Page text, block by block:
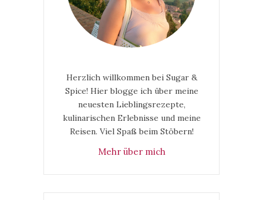
Herzlich willkommen bei Sugar &
Spice! Hier blogge ich über meine
neuesten Lieblingsrezepte,
kulinarischen Erlebnisse und meine
Reisen. Viel Spaß beim Stöbern!
Mehr über mich